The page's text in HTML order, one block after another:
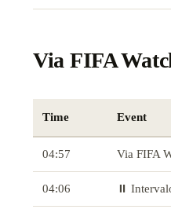
Via FIFA
Time Event
04:57 Via FIFA
04:06 ⏸️